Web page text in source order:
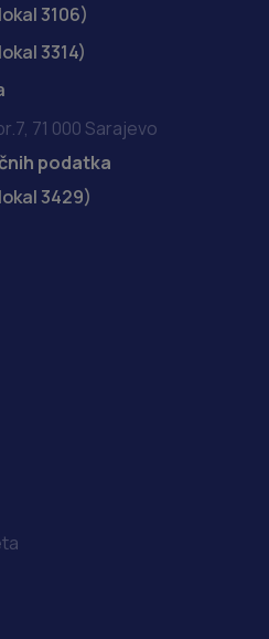
3106)
3314)
71 000 Sarajevo
podatka
3429)